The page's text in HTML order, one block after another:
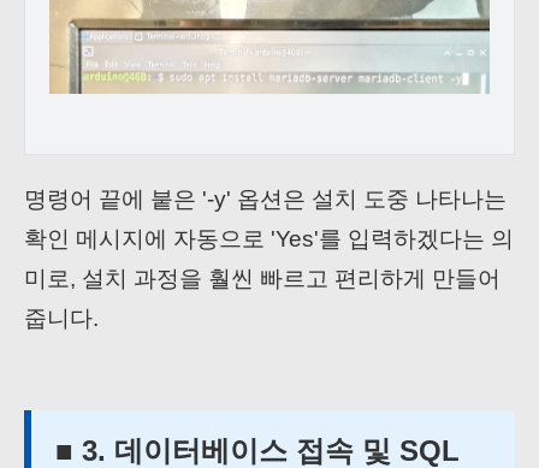
명령어 끝에 붙은 '-y' 옵션은 설치 도중 나타나는
확인 메시지에 자동으로 'Yes'를 입력하겠다는 의
미로, 설치 과정을 훨씬 빠르고 편리하게 만들어
줍니다.
■ 3. 데이터베이스 접속 및 SQL